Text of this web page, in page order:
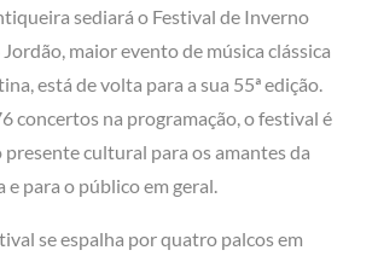
sediará o Festival de Inverno
maior evento de música clássica
está de volta para a sua 55ª edição.
concertos na programação, o festival é
cultural para os amantes da
e para o público em geral.
se espalha por quatro palcos em